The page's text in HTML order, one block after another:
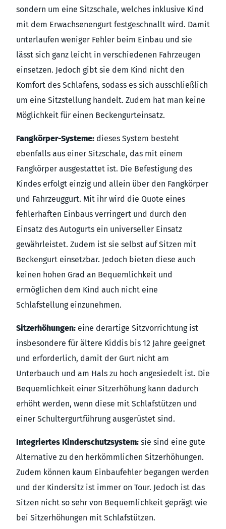
sondern um eine Sitzschale, welches inklusive Kind
mit dem Erwachsenengurt festgeschnallt wird. Damit
unterlaufen weniger Fehler beim Einbau und sie
lässt sich ganz leicht in verschiedenen Fahrzeugen
einsetzen. Jedoch gibt sie dem Kind nicht den
Komfort des Schlafens, sodass es sich ausschließlich
um eine Sitzstellung handelt. Zudem hat man keine
Möglichkeit für einen Beckengurteinsatz.
Fangkörper-Systeme: dieses System besteht
ebenfalls aus einer Sitzschale, das mit einem
Fangkörper ausgestattet ist. Die Befestigung des
Kindes erfolgt einzig und allein über den Fangkörper
und Fahrzeuggurt. Mit ihr wird die Quote eines
fehlerhaften Einbaus verringert und durch den
Einsatz des Autogurts ein universeller Einsatz
gewährleistet. Zudem ist sie selbst auf Sitzen mit
Beckengurt einsetzbar. Jedoch bieten diese auch
keinen hohen Grad an Bequemlichkeit und
ermöglichen dem Kind auch nicht eine
Schlafstellung einzunehmen.
Sitzerhöhungen: eine derartige Sitzvorrichtung ist
insbesondere für ältere Kiddis bis 12 Jahre geeignet
und erforderlich, damit der Gurt nicht am
Unterbauch und am Hals zu hoch angesiedelt ist. Die
Bequemlichkeit einer Sitzerhöhung kann dadurch
erhöht werden, wenn diese mit Schlafstützen und
einer Schultergurtführung ausgerüstet sind.
Integriertes Kinderschutzsystem: sie sind eine gute
Alternative zu den herkömmlichen Sitzerhöhungen.
Zudem können kaum Einbaufehler begangen werden
und der Kindersitz ist immer on Tour. Jedoch ist das
Sitzen nicht so sehr von Bequemlichkeit geprägt wie
bei Sitzerhöhungen mit Schlafstützen.